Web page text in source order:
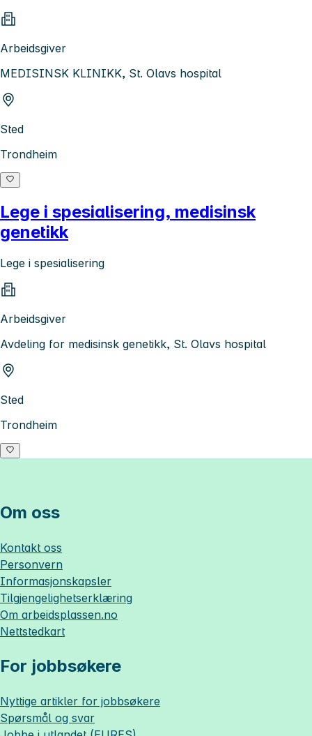
Arbeidsgiver
MEDISINSK KLINIKK, St. Olavs hospital
Sted
Trondheim
Lege i spesialisering, medisinsk
genetikk
Lege i spesialisering
Arbeidsgiver
Avdeling for medisinsk genetikk, St. Olavs hospital
Sted
Trondheim
Om oss
Kontakt oss
Personvern
Informasjonskapsler
Tilgjengelighetserklæring
Om arbeidsplassen.no
Nettstedkart
For jobbsøkere
Nyttige artikler for jobbsøkere
Spørsmål og svar